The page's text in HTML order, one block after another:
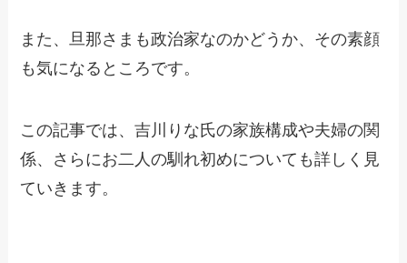
また、旦那さまも政治家なのかどうか、その素顔
も気になるところです。
この記事では、吉川りな氏の家族構成や夫婦の関
係、さらにお二人の馴れ初めについても詳しく見
ていきます。